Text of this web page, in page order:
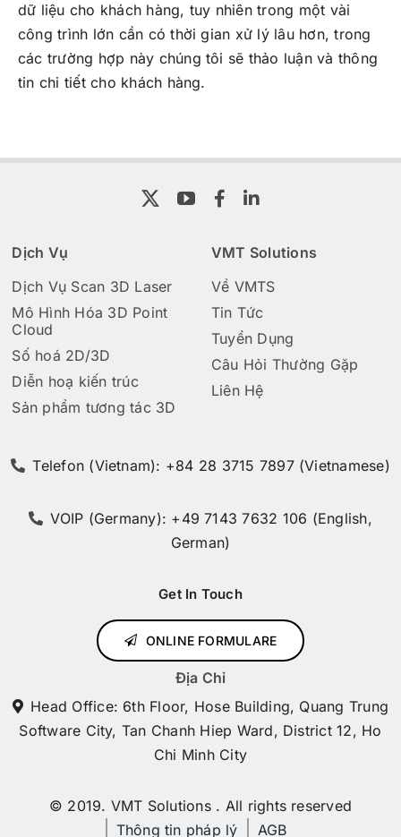
dữ liệu cho khách hàng, tuy nhiên trong một vài
công trình lớn cần có thời gian xử lý lâu hơn, trong
các trường hợp này chúng tôi sẽ thảo luận và thông
tin chi tiết cho khách hàng.
Dịch Vụ
Dịch Vụ Scan 3D Laser
Mô Hình Hóa 3D Point
Cloud
Số hoá 2D/3D
Diễn hoạ kiến trúc
Sản phẩm tương tác 3D
VMT Solutions
Về VMTS
Tin Tức
Tuyển Dụng
Câu Hỏi Thường Gặp
Liên Hệ
Địa Chỉ
Head Office: 6th Floor, Hose Building, Quang Trung
Software City, Tan Chanh Hiep Ward, District 12, Ho
Chi Minh City
Get In Touch
ONLINE FORMULARE
© 2019. VMT Solutions . All rights reserved
Thông tin pháp lý
AGB
Telefon (Vietnam): +84 28 3715 7897 (Vietnamese)
VOIP (Germany): +49 7143 7632 106 (English,
German)